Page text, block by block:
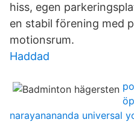
hiss, egen
en stabil förening med
motionsrum.
Haddad
narayanananda universal